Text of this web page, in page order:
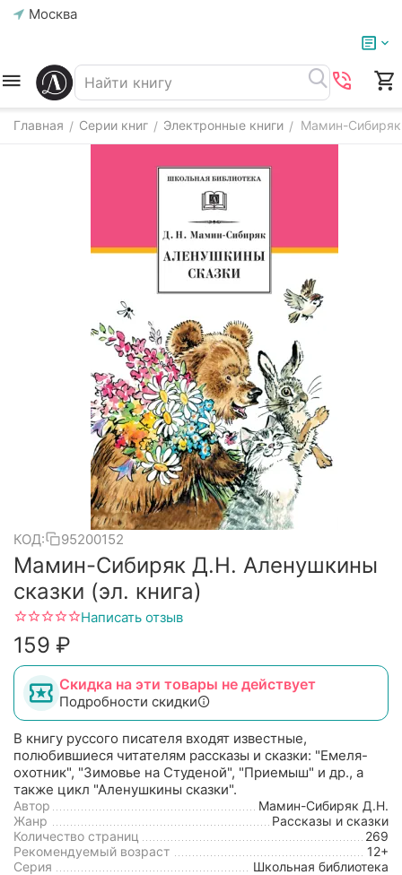
Москва
Главная / Серии книг / Электронные книги / Мамин-Сибиряк
КОД: 95200152
Мамин-Сибиряк Д.Н. Аленушкины
сказки (эл. книга)
Написать отзыв
‍159‍ ₽
Скидка на эти товары не действует
Подробности скидки
В книгу руссого писателя входят известные,
полюбившиеся читателям рассказы и сказки: "Емеля-
охотник", "Зимовье на Студеной", "Приемыш" и др., а
также цикл "Аленушкины сказки".
Автор
Мамин-Сибиряк Д.Н.
Жанр
Рассказы и сказки
Количество страниц
269
Рекомендуемый возраст
12+
Серия
Школьная библиотека